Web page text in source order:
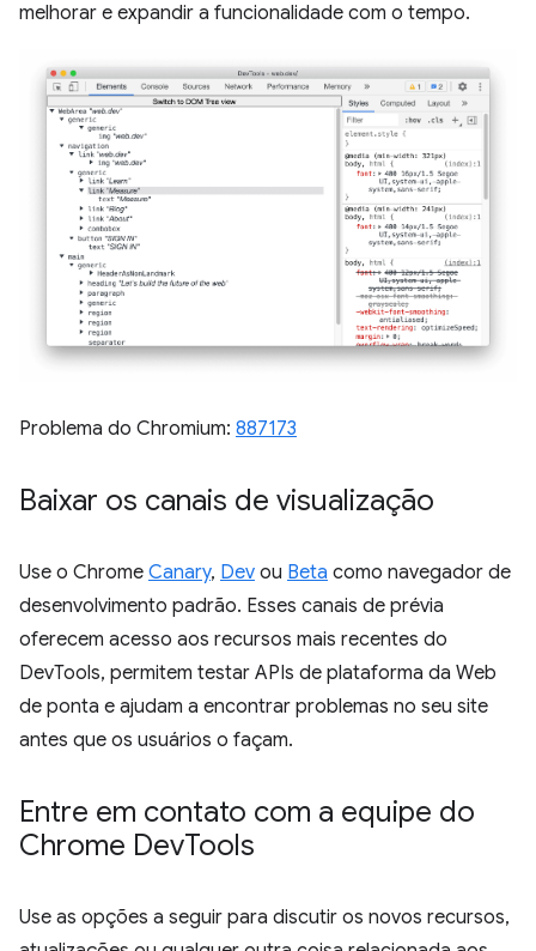
melhorar e expandir a funcionalidade com o tempo.
Problema do Chromium: 887173
Baixar os canais de visualização
Use o Chrome Canary, Dev ou Beta como navegador de
desenvolvimento padrão. Esses canais de prévia
oferecem acesso aos recursos mais recentes do
DevTools, permitem testar APIs de plataforma da Web
de ponta e ajudam a encontrar problemas no seu site
antes que os usuários o façam.
Entre em contato com a equipe do
Chrome DevTools
Use as opções a seguir para discutir os novos recursos,